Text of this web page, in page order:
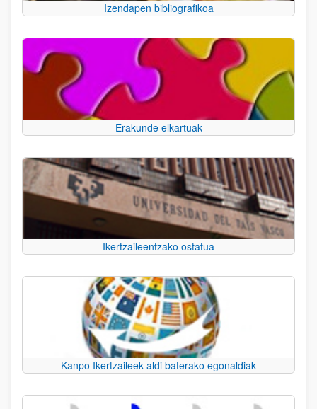
Izendapen bibliografikoa
Erakunde elkartuak
Ikertzaileentzako ostatua
Kanpo Ikertzaileek aldi baterako egonaldiak